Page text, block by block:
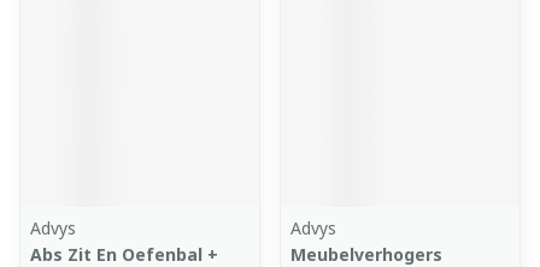
Advys
Abs Zit En Oefenbal +
Advys
Meubelverhogers